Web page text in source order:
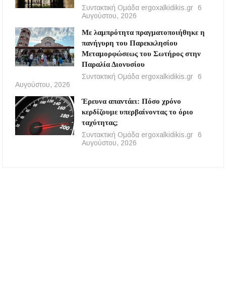
Συντακτική Ομάδα ergoxalkidikis.gr
6
Αυγούστου, 2026
Με λαμπρότητα πραγματοποιήθηκε η
πανήγυρη του Παρεκκλησίου
Μεταμορφώσεως του Σωτήρος στην
Παραλία Διονυσίου
Συντακτική Ομάδα ergoxalkidikis.gr
6
Αυγούστου, 2026
Έρευνα απαντάει: Πόσο χρόνο
κερδίζουμε υπερβαίνοντας το όριο
ταχύτητας;
Συντακτική Ομάδα ergoxalkidikis.gr
6
Αυγούστου, 2026